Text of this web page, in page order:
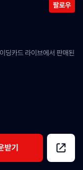
팔로우
카드 라이브에서 판매된
받기